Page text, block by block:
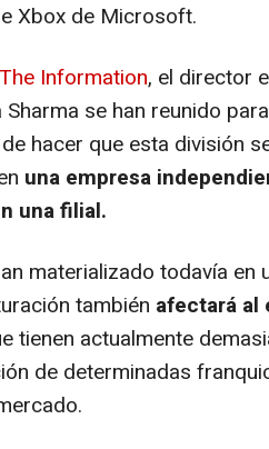
Xbox de Microsoft.
The Information, el director
Sharma se han reunido
hacer que esta división
una empresa
una filial.
materializado todavía en
también afectará al
tienen actualmente
de determinadas